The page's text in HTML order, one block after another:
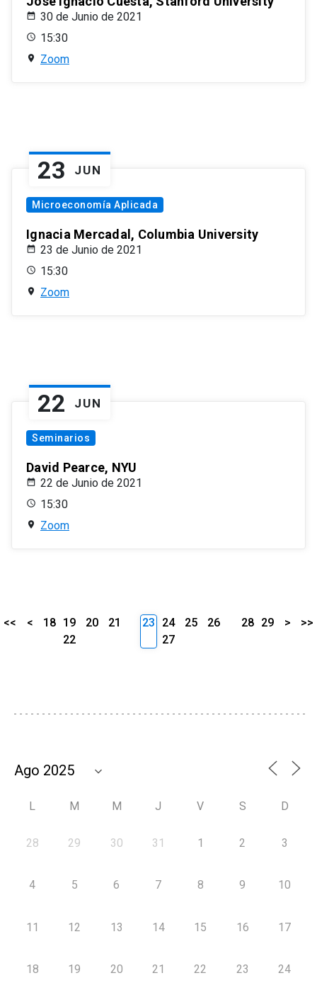
30 de Junio de 2021
15:30
Zoom
23 JUN
Microeconomía Aplicada
Ignacia Mercadal, Columbia University
23 de Junio de 2021
15:30
Zoom
22 JUN
Seminarios
David Pearce, NYU
22 de Junio de 2021
15:30
Zoom
<< < 18 19 20
21
22
23 24 25
26
27
28 29 > >>
L M M J V S D
28 29 30 31 1 2 3
4 5 6 7 8 9 10
11 12 13 14 15 16 17
18 19 20 21 22 23 24